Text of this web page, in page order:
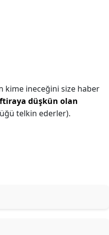
kime ineceğini size haber
düşkün olan
telkin ederler).